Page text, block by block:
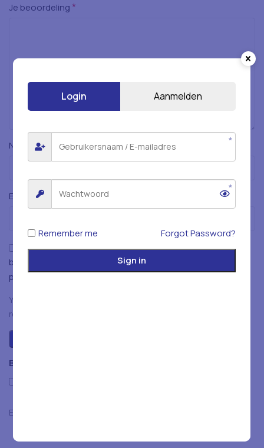
Beoordelingen
Er zijn nog geen beoordelingen.
Je beoordeling *
Naam *
E-mail *
Mijn naam, e-mailadres en website opslaan in deze
browser voor de volgende keer wanneer ik een reactie
plaats.
You have to be logged in to be able to add photos to your
review.
Login Aanmelden
Remember me Forgot Password?
Sign in